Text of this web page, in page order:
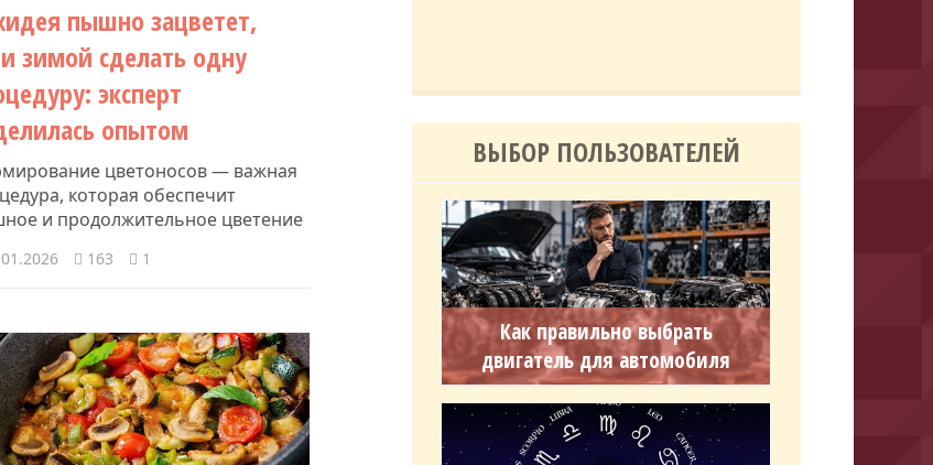
пышно зацветет,
зимой сделать одну
эксперт
опытом
цветоносов — важная
которая обеспечит
и продолжительное цветение
163 1
ВЫБОР ПОЛЬЗОВАТЕЛЕЙ
Как правильно выбрать
двигатель для автомобиля